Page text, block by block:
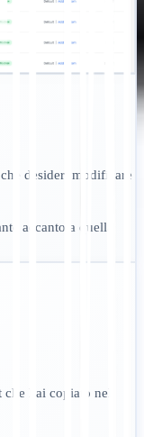
desideri modificare
accanto a quella
hai copiato nel